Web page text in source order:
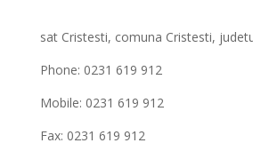
sat Cristesti, comuna Cristesti,
Phone: 0231 619 912
Mobile: 0231 619 912
Fax: 0231 619 912